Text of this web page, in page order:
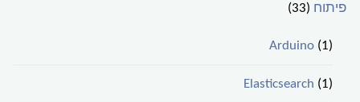
פיתוח (33)
Arduino(1)
Elasticsearch (1)